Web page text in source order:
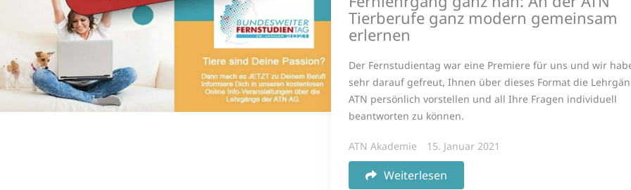
Tierberufe ganz modern gemeinsam
erlernen
Der Fernstudientag war eine Premiere für uns und wir
sehr darauf gefreut, Ihnen über dieses Format die
ATN persönlich vorstellen und all Ihre Fragen individuell
beantworten zu können.
ATN Akademie 15. Januar 2021
Weiterlesen